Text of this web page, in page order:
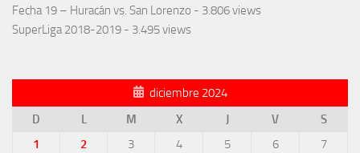
Fecha 19 – Huracán vs. San Lorenzo - 3.806 views
SuperLiga 2018-2019 - 3.495 views
diciembre 2024
D
L M X J V
S
1
2 3 4 5 6
7